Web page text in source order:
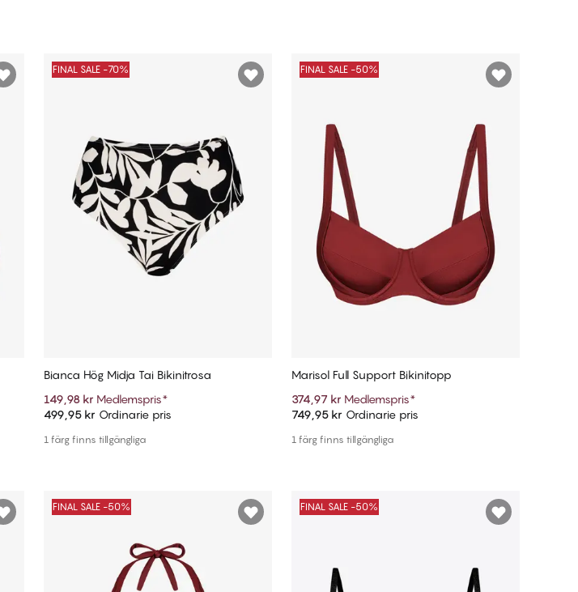
Lägg till i varukorg
FINAL SALE -70%
Bianca Hög Midja Tai Bikinitrosa
149,98 kr Medlemspris*
499,95 kr Ordinarie pris
1 färg finns tillgängliga
Lägg till i varukorg
FINAL SALE -50%
Marisol Full Support Bikinitopp
374,97 kr Medlemspris*
749,95 kr Ordinarie pris
1 färg finns tillgängliga
FINAL SALE -50% FINAL SALE -50%